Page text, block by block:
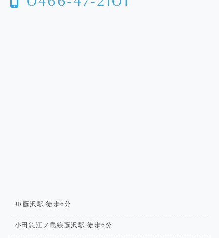
JR藤沢駅 徒歩6分
小田急江ノ島線藤沢駅 徒歩6分